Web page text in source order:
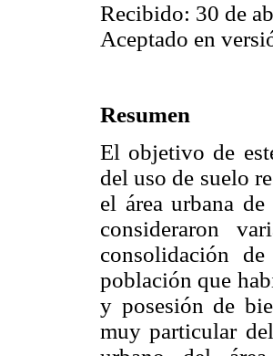
Recibido: 30 de
Aceptado en
Resumen
El objetivo de
del uso de suelo
el área urbana
consideraron
consolidación
población que
y posesión de
muy particular